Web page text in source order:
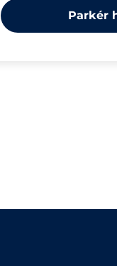
Parkér